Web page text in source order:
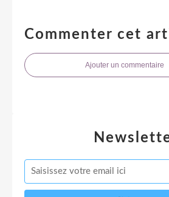
Commenter cet
Ajouter un commentaire